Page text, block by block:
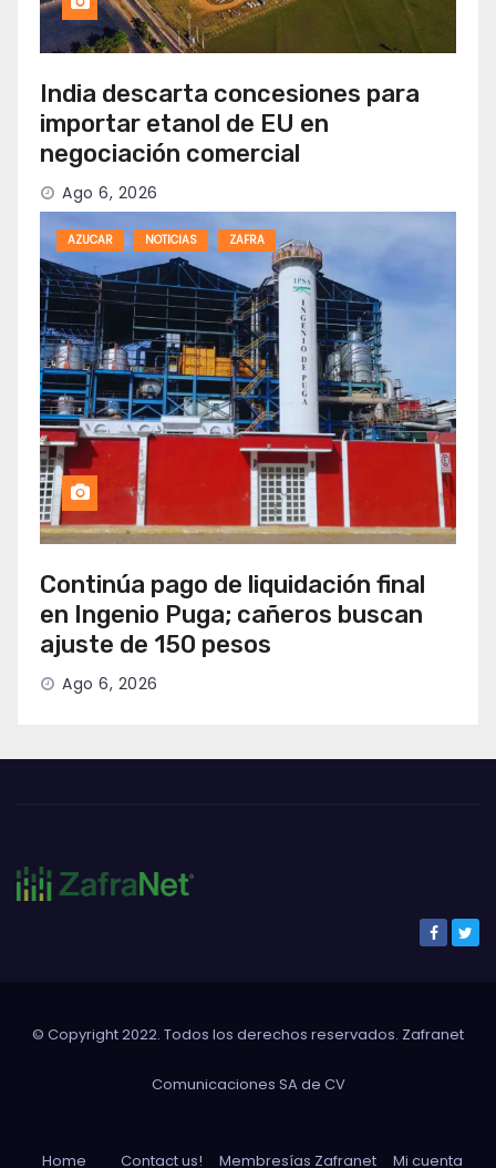
India descarta concesiones para
importar etanol de EU en
negociación comercial
Ago 6, 2026
AZUCAR NOTICIAS ZAFRA
Continúa pago de liquidación final
en Ingenio Puga; cañeros buscan
ajuste de 150 pesos
Ago 6, 2026
© Copyright 2022. Todos los derechos reservados. Zafranet
Comunicaciones SA de CV
Home Contact us! Membresías Zafranet Mi cuenta